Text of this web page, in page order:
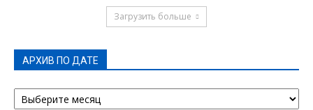
Загрузить больше
АРХИВ ПО ДАТЕ
АРХИВ
ПО